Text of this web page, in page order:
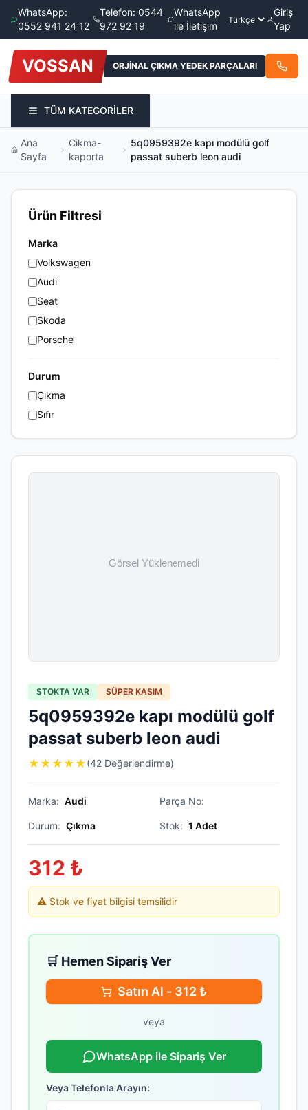
WhatsApp:
0552 941 24 12
Telefon: 0544
972 92 19
WhatsApp
ile İletişim
Giriş
Yap
VOSSAN ORJİNAL ÇIKMA YEDEK PARÇALARI
TÜM KATEGORİLER
Ana
Sayfa
Cikma-
kaporta
5q0959392e kapı modülü golf
passat suberb leon audi
Ürün Filtresi
Marka
Volkswagen
Audi
Seat
Skoda
Porsche
Durum
Çıkma
Sıfır
STOKTA VAR SÜPER KASIM
5q0959392e kapı modülü golf
passat suberb leon audi
★ ★ ★ ★ ★(42 Değerlendirme)
Marka: Audi Parça No:
Durum: Çıkma Stok: 1 Adet
312 ₺
⚠️ Stok ve fiyat bilgisi temsilidir
🛒 Hemen Sipariş Ver
Satın Al - 312 ₺
veya
WhatsApp ile Sipariş Ver
Veya Telefonla Arayın: